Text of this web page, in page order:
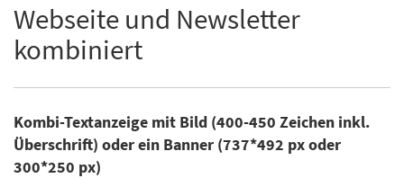
Webseite und Newsletter
kombiniert
Kombi-Textanzeige mit Bild (400-450 Zeichen inkl.
Überschrift) oder ein Banner (737*492 px oder
300*250 px)